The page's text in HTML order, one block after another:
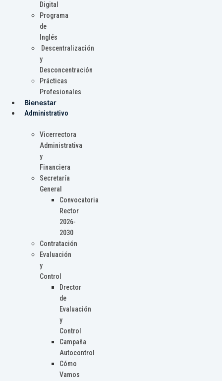
Digital
Programa
de
Inglés
Descentralización
y
Desconcentración
Prácticas
Profesionales
Bienestar
Administrativo
Vicerrectora
Administrativa
y
Financiera
Secretaría
General
Convocatoria
Rector
2026-
2030
Contratación
Evaluación
y
Control
Drector
de
Evaluación
y
Control
Campaña
Autocontrol
Cómo
Vamos